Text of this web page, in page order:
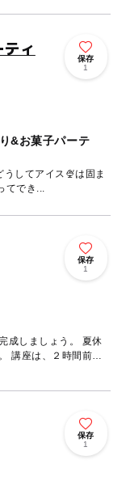
ィ
保存
1
&お菓子パーテ
てでき...
保存
1
成しましょう。 夏休
講座は、２時間前後
保存
1